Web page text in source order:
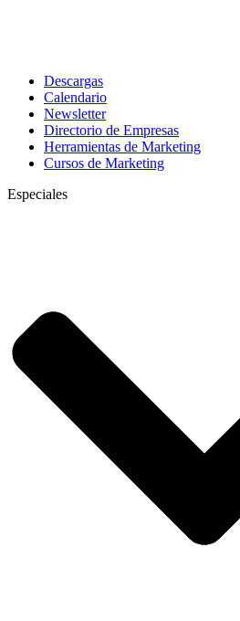
Descargas
Calendario
Newsletter
Directorio de Empresas
Herramientas de Marketing
Cursos de Marketing
Especiales